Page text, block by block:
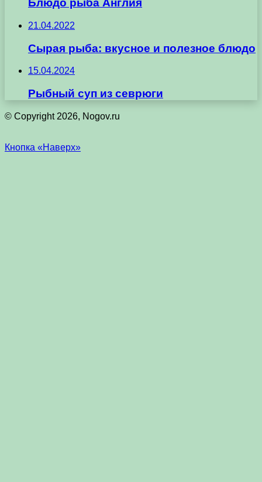
Блюдо рыба Англия
21.04.2022
Сырая рыба: вкусное и полезное блюдо
15.04.2024
Рыбный суп из севрюги
© Copyright 2026, Nogov.ru
Кнопка «Наверх»